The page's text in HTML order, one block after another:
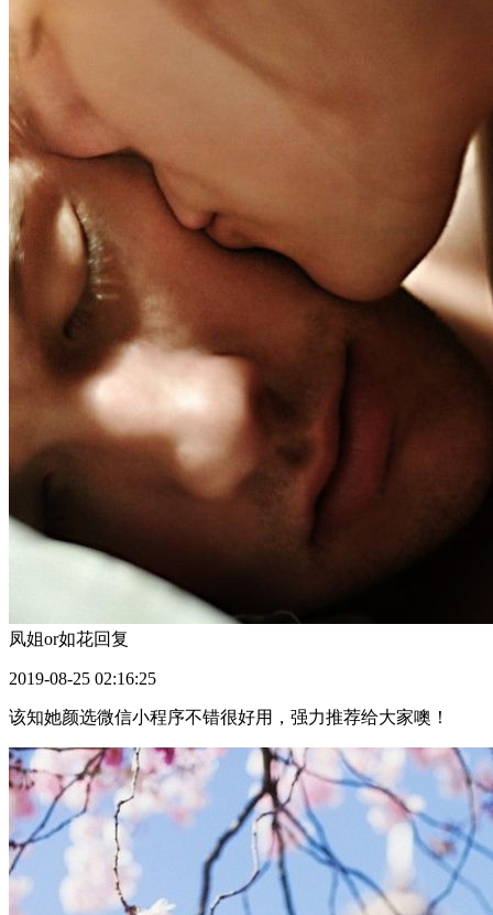
凤姐or如花回复
2019-08-25 02:16:25
该知她颜选微信小程序不错很好用，强力推荐给大家噢！